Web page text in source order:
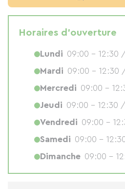
Horaires d'ouverture
Lundi 09:00 - 12:30
Mardi 09:00 - 12:30
Mercredi 09:00 -
Jeudi 09:00 - 12:30
Vendredi 09:00 -
Samedi 09:00 -
Dimanche 09:00 -